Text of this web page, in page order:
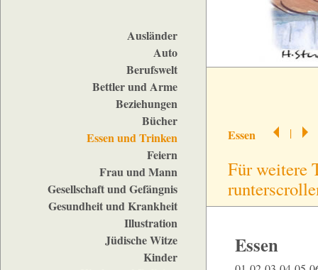
Ausländer
Auto
Berufswelt
Bettler und Arme
Beziehungen
Bücher
Essen und Trinken
Feiern
Frau und Mann
Gesellschaft und Gefängnis
Gesundheit und Krankheit
Illustration
Jüdische Witze
Kinder
Essen |
Für weitere
Essen